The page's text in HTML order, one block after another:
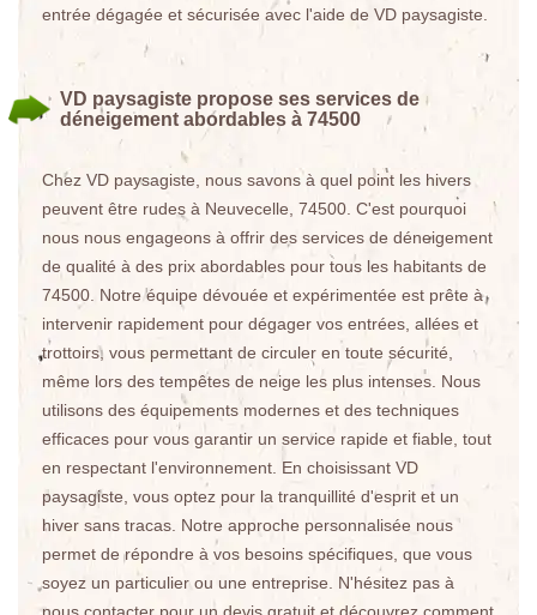
entrée dégagée et sécurisée avec l'aide de VD paysagiste.
VD paysagiste propose ses services de
déneigement abordables à 74500
Chez VD paysagiste, nous savons à quel point les hivers
peuvent être rudes à Neuvecelle, 74500. C'est pourquoi
nous nous engageons à offrir des services de déneigement
de qualité à des prix abordables pour tous les habitants de
74500. Notre équipe dévouée et expérimentée est prête à
intervenir rapidement pour dégager vos entrées, allées et
trottoirs, vous permettant de circuler en toute sécurité,
même lors des tempêtes de neige les plus intenses. Nous
utilisons des équipements modernes et des techniques
efficaces pour vous garantir un service rapide et fiable, tout
en respectant l'environnement. En choisissant VD
paysagiste, vous optez pour la tranquillité d'esprit et un
hiver sans tracas. Notre approche personnalisée nous
permet de répondre à vos besoins spécifiques, que vous
soyez un particulier ou une entreprise. N'hésitez pas à